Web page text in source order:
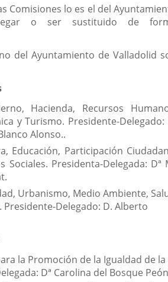
Comisiones lo es el del
o ser sustituido de
del Ayuntamiento de Valladolid
Hacienda, Recursos
y Turismo. Presidente-Delegado:
Alonso..
Educación, Participación
Sociales. Presidenta-Delegada: Dª
Urbanismo, Medio Ambiente,
Presidente-Delegado: D. Alberto
la Promoción de la Igualdad de la
Dª Carolina del Bosque